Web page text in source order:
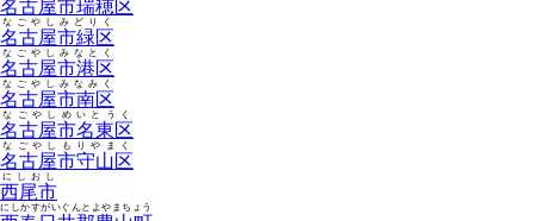
名古屋市瑞穂区
名古屋市緑区
なごやしみどりく
名古屋市港区
なごやしみなとく
名古屋市南区
なごやしみなみく
名古屋市名東区
なごやしめいとうく
名古屋市守山区
なごやしもりやまく
西尾市
にしおし
にしかすがいぐんとよやまちょう